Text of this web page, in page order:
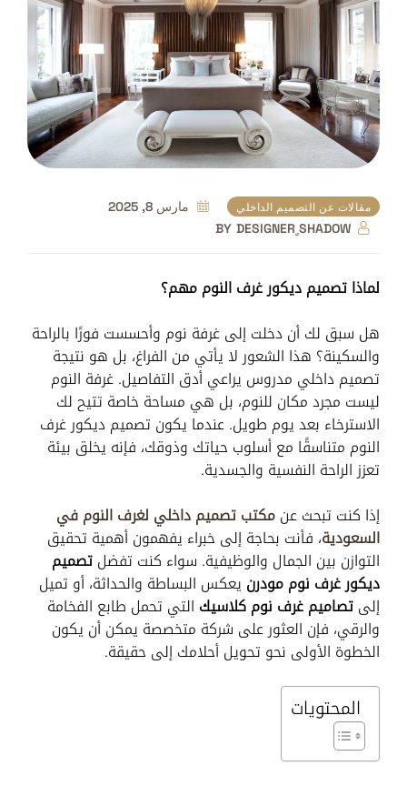
مقالات عن التصميم الداخلي
مارس 8, 2025
BY DESIGNER ٍSHADOW
لماذا تصميم ديكور غرف النوم مهم؟
هل سبق لك أن دخلت إلى غرفة نوم وأحسست فورًا بالراحة
والسكينة؟ هذا الشعور لا يأتي من الفراغ، بل هو نتيجة
تصميم داخلي مدروس يراعي أدق التفاصيل. غرفة النوم
ليست مجرد مكان للنوم، بل هي مساحة خاصة تتيح لك
الاسترخاء بعد يوم طويل. عندما يكون تصميم ديكور غرف
النوم متناسقًا مع أسلوب حياتك وذوقك، فإنه يخلق بيئة
تعزز الراحة النفسية والجسدية.
إذا كنت تبحث عنمكتب تصميم داخلي لغرف النوم في
السعودية، فأنت بحاجة إلى خبراء يفهمون أهمية تحقيق
التوازن بين الجمال والوظيفية. سواء كنت تفضلتصميم
ديكور غرف نوم مودرن يعكس البساطة والحداثة، أو تميل
إلىتصاميم غرف نوم كلاسيك التي تحمل طابع الفخامة
والرقي، فإن العثور على شركة متخصصة يمكن أن يكون
الخطوة الأولى نحو تحويل أحلامك إلى حقيقة.
المحتويات